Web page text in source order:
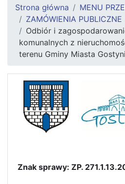
Strona główna
MENU
ZAMÓWIENIA PUBLICZNE
Odbiór i
komunalnych z
terenu Gminy Miasta
Znak sprawy: ZP.